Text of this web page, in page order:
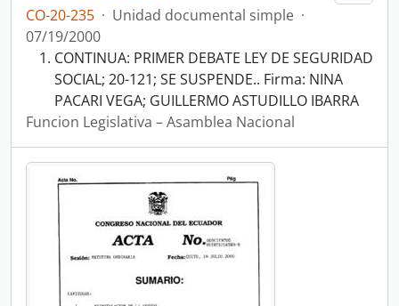
CO-20-235 · Unidad documental simple ·
07/19/2000
CONTINUA: PRIMER DEBATE LEY DE SEGURIDAD
SOCIAL; 20-121; SE SUSPENDE.. Firma: NINA
PACARI VEGA; GUILLERMO ASTUDILLO IBARRA
Funcion Legislativa – Asamblea Nacional